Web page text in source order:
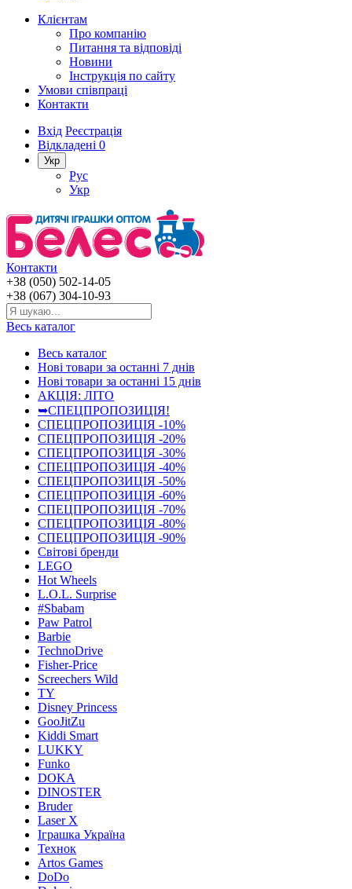
Клієнтам
Про компанію
Питання та відповіді
Новини
Інструкція по сайту
Умови співпраці
Контакти
Вхід Реєстрація
Відкладені 0
Укр
Рус
Укр
Контакти
+38 (050) 502-14-05
+38 (067) 304-10-93
Весь каталог
Весь каталог
Нові товари за останнi 7 днiв
Нові товари за останнi 15 днiв
АКЦІЯ: ЛІТО
➥СПЕЦПРОПОЗИЦІЯ!
СПЕЦПРОПОЗИЦІЯ -10%
СПЕЦПРОПОЗИЦІЯ -20%
СПЕЦПРОПОЗИЦІЯ -30%
СПЕЦПРОПОЗИЦІЯ -40%
СПЕЦПРОПОЗИЦІЯ -50%
СПЕЦПРОПОЗИЦІЯ -60%
СПЕЦПРОПОЗИЦІЯ -70%
СПЕЦПРОПОЗИЦІЯ -80%
СПЕЦПРОПОЗИЦІЯ -90%
Світові бренди
LEGO
Hot Wheels
L.O.L. Surprise
#Sbabam
Paw Patrol
Barbie
TechnoDrive
Fisher-Price
Screechers Wild
TY
Disney Princess
GooJitZu
Kiddi Smart
LUKKY
Funko
DOKA
DINOSTER
Bruder
Laser X
Іграшка Україна
Технок
Artos Games
DoDo